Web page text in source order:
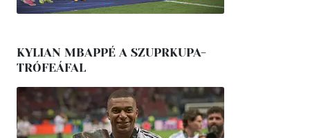
KYLIAN MBAPPÉ A SZUPRKUPA-
TRÓFEÁFAL